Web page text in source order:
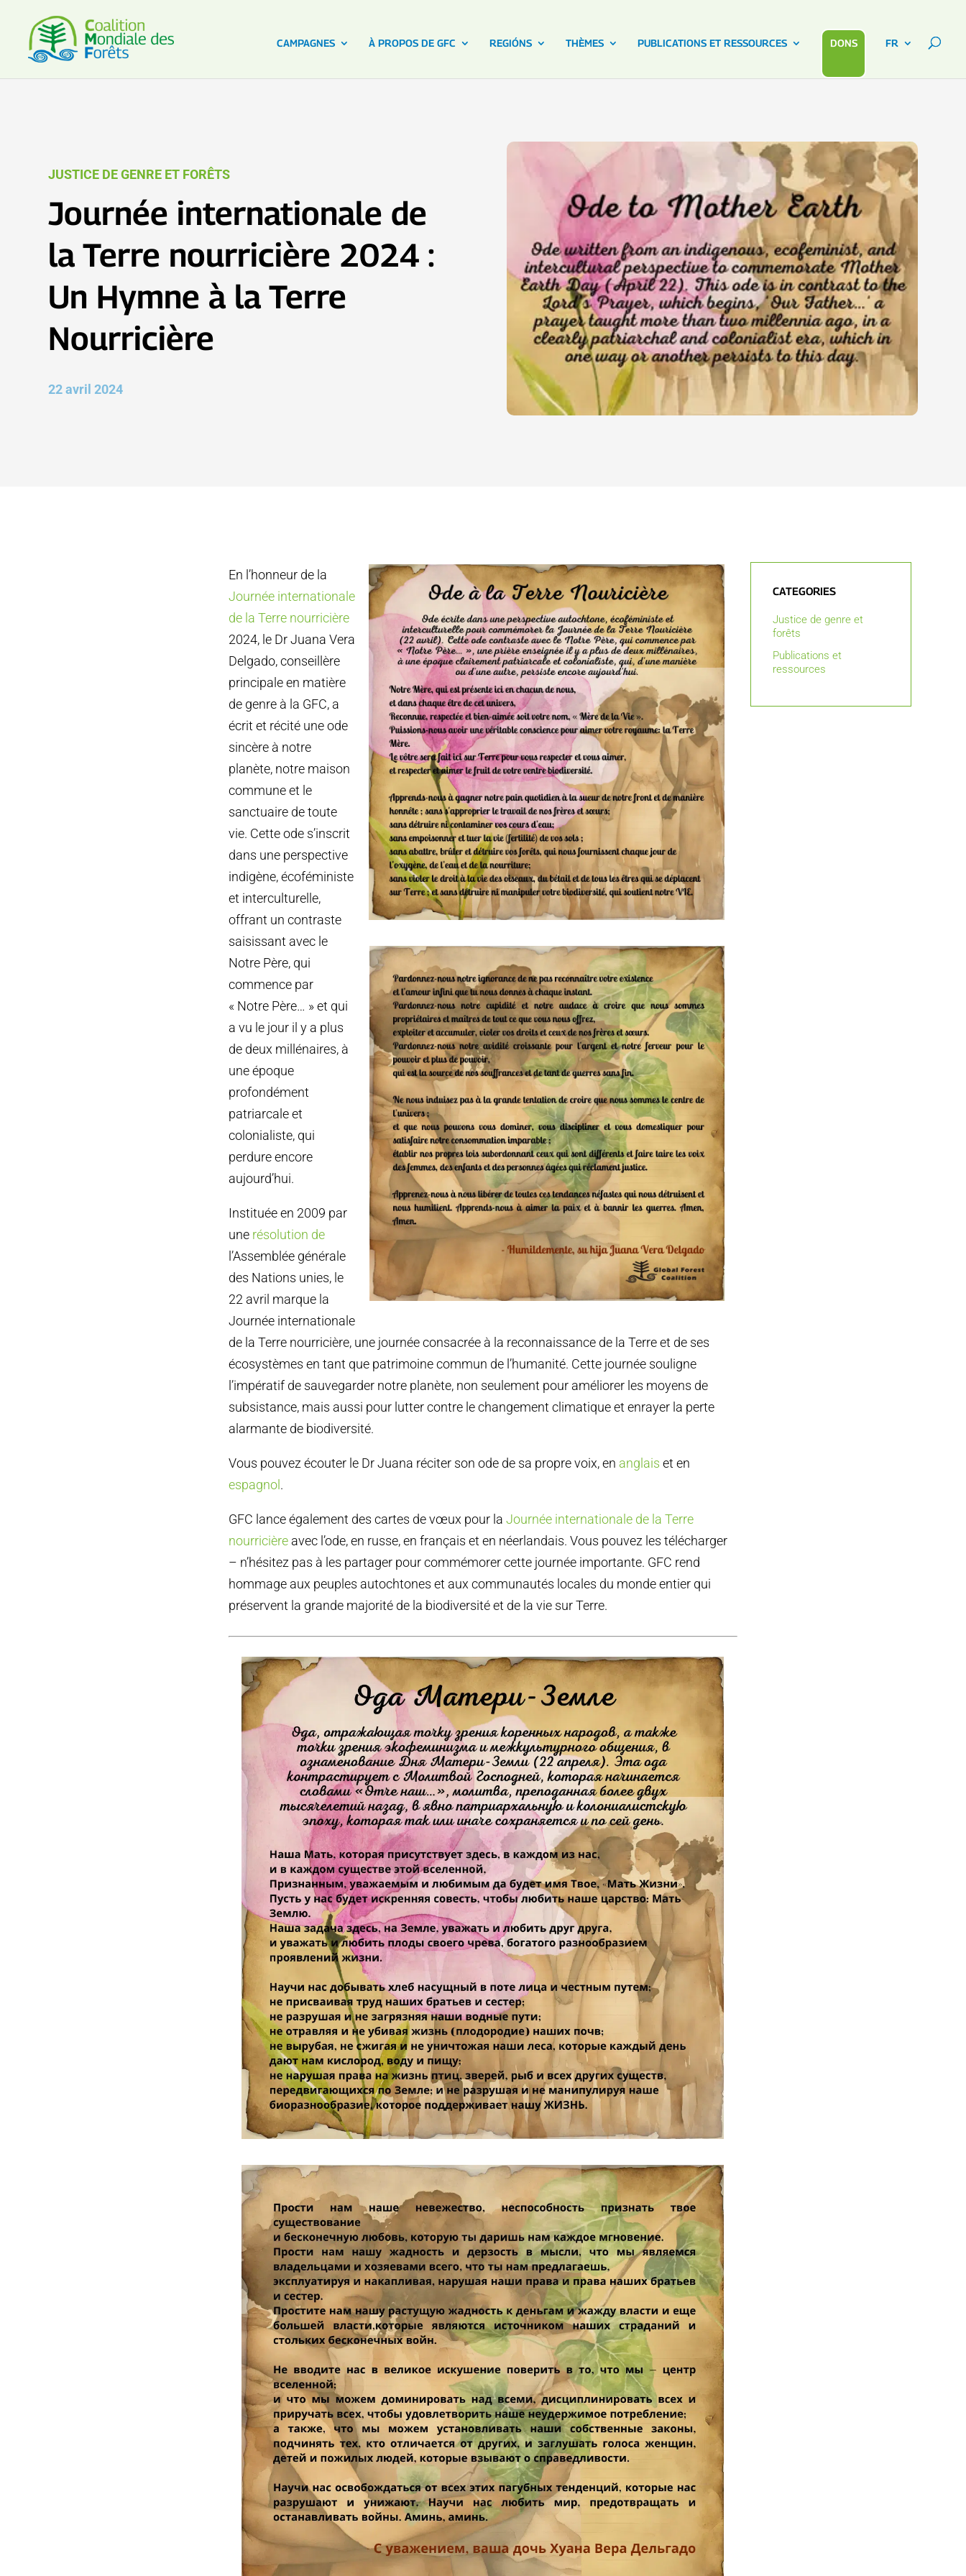
CAMPAGNES À PROPOS DE GFC REGIÓNS THÈMES PUBLICATIONS ET RESSOURCES DONS FR
JUSTICE DE GENRE ET FORÊTS
Journée internationale de
la Terre nourricière 2024 :
Un Hymne à la Terre
Nourricière
22 avril 2024
En l’honneur de la
Journée internationale
de la Terre nourricière
2024, le Dr Juana Vera
Delgado, conseillère
principale en matière
de genre à la GFC, a
écrit et récité une ode
sincère à notre
planète, notre maison
commune et le
sanctuaire de toute
vie. Cette ode s’inscrit
dans une perspective
indigène, écoféministe
et interculturelle,
offrant un contraste
saisissant avec le
Notre Père, qui
commence par
« Notre Père… » et qui
a vu le jour il y a plus
de deux millénaires, à
une époque
profondément
patriarcale et
colonialiste, qui
perdure encore
aujourd’hui.
Instituée en 2009 par
une résolution de
l’Assemblée générale
des Nations unies, le
22 avril marque la
Journée internationale
de la Terre nourricière, une journée consacrée à la reconnaissance de la Terre et de ses
écosystèmes en tant que patrimoine commun de l’humanité. Cette journée souligne
l’impératif de sauvegarder notre planète, non seulement pour améliorer les moyens de
subsistance, mais aussi pour lutter contre le changement climatique et enrayer la perte
alarmante de biodiversité.
Vous pouvez écouter le Dr Juana réciter son ode de sa propre voix, en anglais et en
espagnol .
GFC lance également des cartes de vœux pour laJournée internationale de la Terre
nourricière avec l’ode, en russe, en français et en néerlandais. Vous pouvez les télécharger
– n’hésitez pas à les partager pour commémorer cette journée importante. GFC rend
hommage aux peuples autochtones et aux communautés locales du monde entier qui
préservent la grande majorité de la biodiversité et de la vie sur Terre.
CATEGORIES
Justice de genre et
forêts
Publications et
ressources